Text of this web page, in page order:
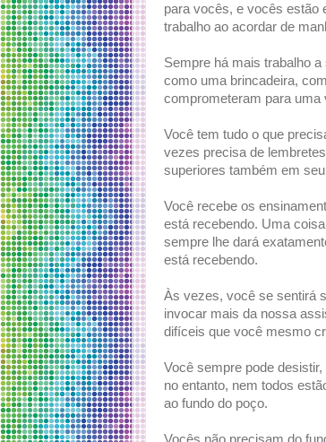
para vocês, e vocês estão
trabalho ao acordar de
Sempre há mais trabalho
como uma brincadeira,
comprometeram para uma
Você tem tudo o que
vezes precisa de
superiores também em
Você recebe os
está recebendo. Uma
sempre lhe dará
está recebendo.
Às vezes, você se sentirá
invocar mais da nossa
difíceis que você mesmo
Você sempre pode
no entanto, nem todos
ao fundo do poço.